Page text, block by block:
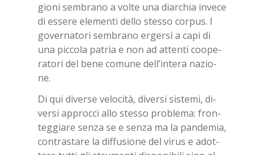
gio­ni sem­bra­no a vol­te una diar­chia in­ve­ce
di es­se­re ele­men­ti del­lo stes­so cor­pus. I
go­ver­na­to­ri sem­bra­no er­ger­si a capi di
una pic­co­la pa­tria e non ad at­ten­ti coo­pe­
ra­to­ri del bene co­mu­ne del­l’in­te­ra na­zio­
ne.
Di qui di­ver­se ve­lo­ci­tà, di­ver­si si­ste­mi, di­
ver­si ap­proc­ci allo stes­so pro­ble­ma: fron­
teg­gia­re sen­za se e sen­za ma la pan­de­mia,
con­tra­sta­re la dif­fu­sio­ne del vi­rus e adot­